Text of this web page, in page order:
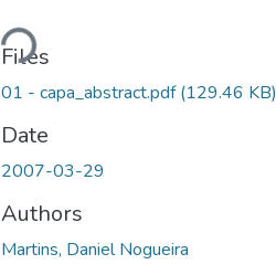
Loading...
Files
01 - capa_abstract.pdf(129.46 KB)
Date
2007-03-29
Authors
Martins, Daniel Nogueira